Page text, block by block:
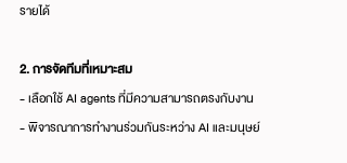
รายได้
2. การจัดทีมที่เหมาะสม
- เลือกใช้ AI agents ที่มีความสามารถตรงกับงาน
- พิจารณาการทำงานร่วมกันระหว่าง AI และมนุษย์